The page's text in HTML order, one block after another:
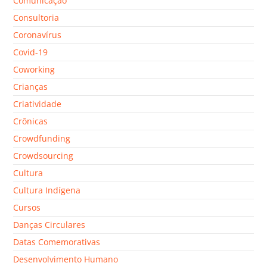
Consultoria
Coronavírus
Covid-19
Coworking
Crianças
Criatividade
Crônicas
Crowdfunding
Crowdsourcing
Cultura
Cultura Indígena
Cursos
Danças Circulares
Datas Comemorativas
Desenvolvimento Humano